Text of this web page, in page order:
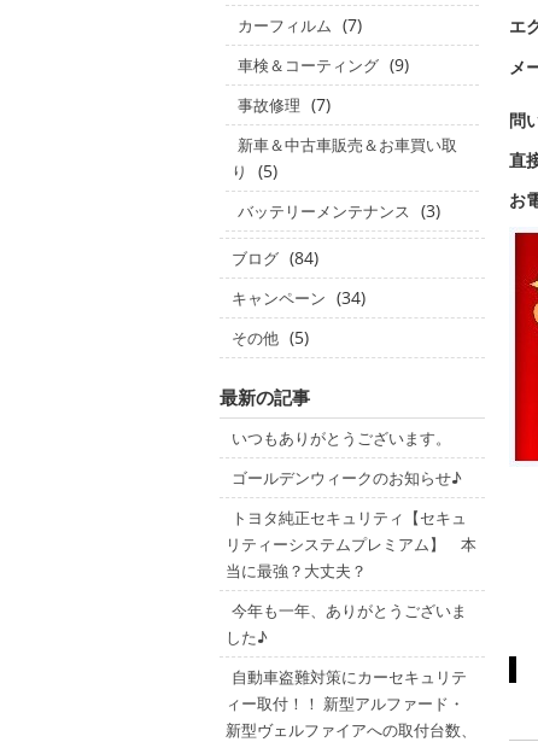
エ
メ
問
直
お
カーフィルム (7)
車検＆コーティング (9)
事故修理 (7)
新車＆中古車販売＆お車買い取
り
(5)
バッテリーメンテナンス (3)
ブログ (84)
キャンペーン (34)
その他 (5)
最新の記事
いつもありがとうございます。
ゴールデンウィークのお知らせ♪
トヨタ純正セキュリティ【セキュ
リティーシステムプレミアム】 本
当に最強？大丈夫？
今年も一年、ありがとうございま
した♪
自動車盗難対策にカーセキュリテ
ィー取付！！ 新型アルファード・
新型ヴェルファイアへの取付台数、